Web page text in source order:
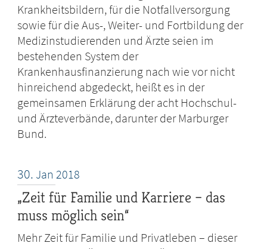
Krankheitsbildern, für die Notfallversorgung
sowie für die Aus-, Weiter- und Fortbildung der
Medizinstudierenden und Ärzte seien im
bestehenden System der
Krankenhausfinanzierung nach wie vor nicht
hinreichend abgedeckt, heißt es in der
gemeinsamen Erklärung der acht Hochschul-
und Ärzteverbände, darunter der Marburger
Bund.
30. Jan 2018
„Zeit für Familie und Karriere – das
muss möglich sein“
Mehr Zeit für Familie und Privatleben – dieser